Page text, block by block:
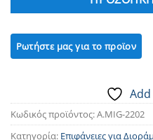
Κωδικός προϊόντος:A.MIG-2202
Κατηγορία: Επιφάνειες για